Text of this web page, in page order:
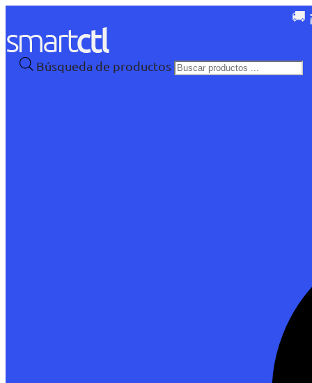
🚚
Búsqueda de productos